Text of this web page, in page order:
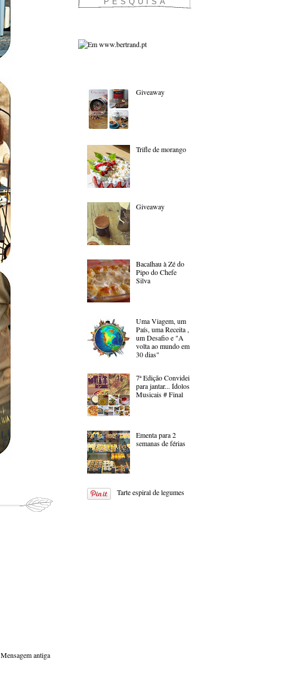
Mensagem antiga
Giveaway
Trifle de morango
Giveaway
Bacalhau à Zé do
Pipo do Chefe
Silva
Uma Viagem, um
País, uma Receita ,
um Desafio e "A
volta ao mundo em
30 dias"
7ª Edição Convidei
para jantar... Ídolos
Musicais # Final
Ementa para 2
semanas de férias
Tarte espiral de legumes